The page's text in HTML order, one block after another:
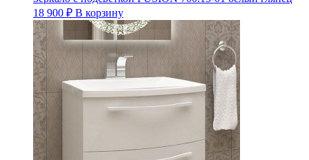
18 900 ₽ В корзину